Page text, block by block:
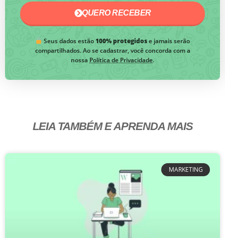
QUERO RECEBER
Seus dados estão100% protegidose jamais serão
compartilhados. Ao se cadastrar, você concorda com a
nossa Política de Privacidade.
LEIA TAMBÉM E APRENDA MAIS
MARKETING